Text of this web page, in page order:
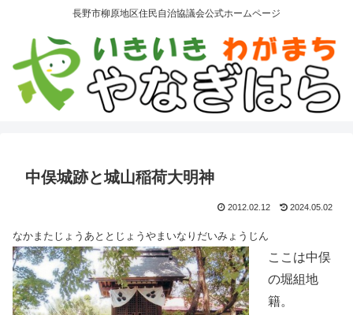
長野市柳原地区住民自治協議会公式ホームページ
中俣城跡と城山稲荷大明神
2012.02.12 2024.05.02
なかまたじょうあととじょうやまいなりだいみょうじん
ここは中俣
の堀組地
籍。